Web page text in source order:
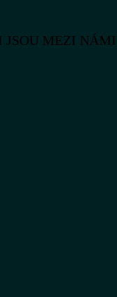
JSOU MEZI NÁMI